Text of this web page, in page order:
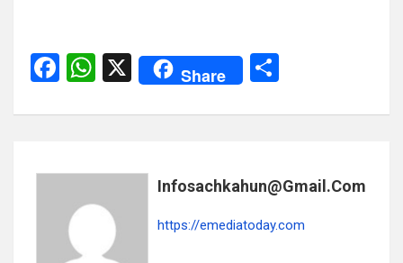
F
ce
o
o
k
W
at
A
p
p
X Share
ar
Infosachkahun@gmail.com
https://emediatoday.com